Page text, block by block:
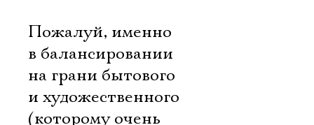
Пожалуй, именно
в балансировании
на грани бытового
и художественного
(которому очень